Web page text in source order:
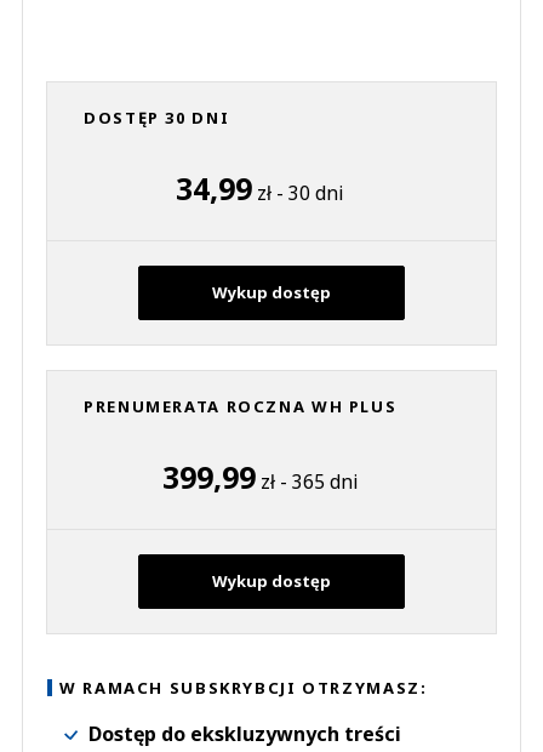
DOSTĘP 30 DNI
34,99 zł - 30 dni
Wykup dostęp
PRENUMERATA ROCZNA WH PLUS
399,99zł - 365 dni
Wykup dostęp
W RAMACH SUBSKRYBCJI OTRZYMASZ:
Dostęp do ekskluzywnych treści